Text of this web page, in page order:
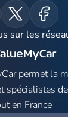
sur les
permet la
spécialistes
en France